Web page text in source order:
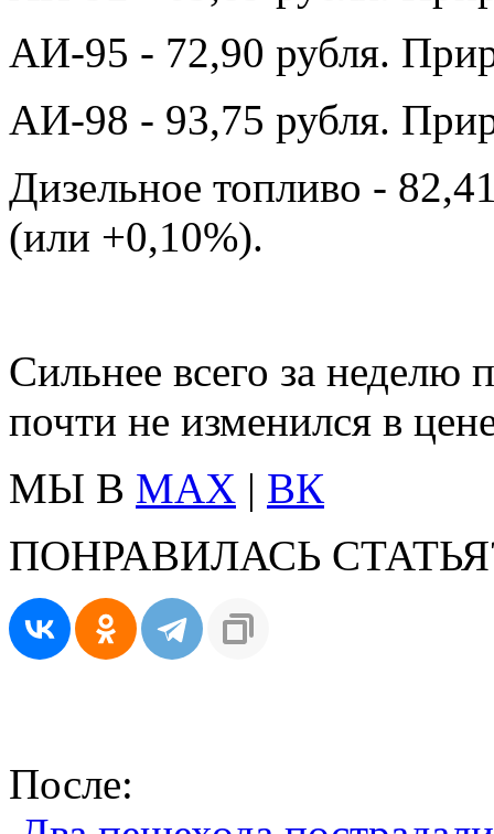
АИ-95 - 72,90 рубля.
АИ-98 - 93,75 рубля.
Дизельное топливо -
(или +0,10%).
Сильнее всего за
почти не изменился в
МЫ В MAX | ВК
ПОНРАВИЛАСЬ
После: